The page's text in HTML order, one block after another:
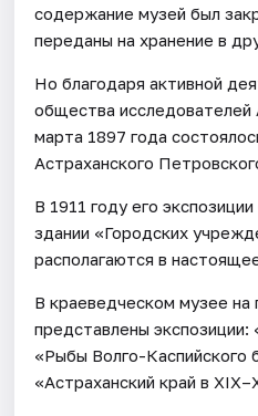
содержание музей был
переданы на хранение в
Но благодаря активной
общества исследователей
марта 1897 года
Астраханского
В 1911 году его
здании «Городских
располагаются в
В краеведческом музее на
представлены
«Рыбы Волго-Каспийского
«Астраханский край в